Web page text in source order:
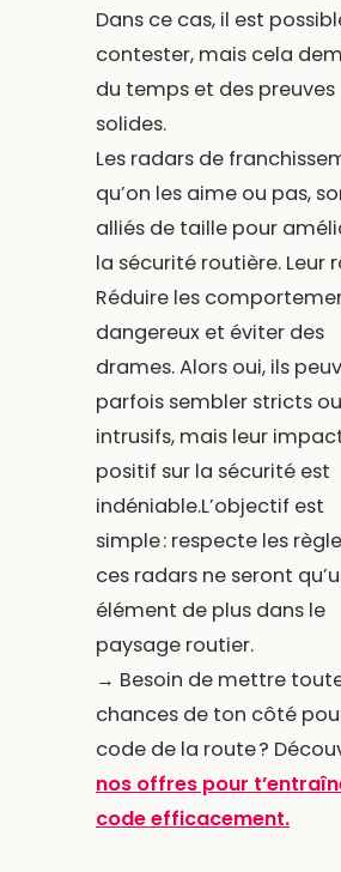
Dans ce cas, il est
contester, mais cela
du temps et des preuves
solides.
Les radars de
qu’on les aime ou pas,
alliés de taille pour
la sécurité routière. Leur
Réduire les
dangereux et éviter des
drames. Alors oui, ils
parfois sembler stricts ou
intrusifs, mais leur
positif sur la sécurité est
indéniable.L’objectif est
simple : respecte les
ces radars ne seront
élément de plus dans le
paysage routier.
→ Besoin de mettre
chances de ton côté
code de la route ?
nos offres pour
code efficacement.